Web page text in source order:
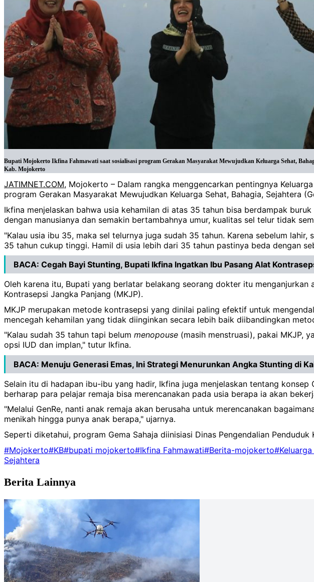
Bupati Mojokerto Ikfina Fahmawati saat sosialisasi program Gerakan Masyarakat Mewujudkan Keluarga Sehat,
Kab. Mojokerto
JATIMNET.COM, Mojokerto – Dalam rangka menggencarkan pentingnya
program Gerakan Masyarakat Mewujudkan Keluarga Sehat, Bahagia, Sejahtera
Ikfina menjelaskan bahwa usia kehamilan di atas 35 tahun bisa berdampak
dengan manusianya dan semakin bertambahnya umur, kualitas sel telur tidak
"Kalau usia ibu 35, maka sel telurnya juga sudah 35 tahun. Karena sebelum
35 tahun cukup tinggi. Hamil di usia lebih dari 35 tahun pastinya beda dengan
BACA: Cegah Bayi Stunting, Bupati Ikfina Ingatkan Ibu Pasang Alat
Oleh karena itu, Bupati yang berlatar belakang seorang dokter itu
Kontrasepsi Jangka Panjang (MKJP).
MKJP merupakan metode kontrasepsi yang dinilai paling efektif untuk
mencegah kehamilan yang tidak diinginkan secara lebih baik diibandingkan
"Kalau sudah 35 tahun tapi belum menopouse (masih menstruasi), pakai MKJP,
opsi IUD dan implan," tutur Ikfina.
BACA: Menuju Generasi Emas, Ini Strategi Menurunkan Angka Stunting di
Selain itu di hadapan ibu-ibu yang hadir, Ikfina juga menjelaskan tentang konsep
berharap para pelajar remaja bisa merencanakan pada usia berapa ia akan
"Melalui GenRe, nanti anak remaja akan berusaha untuk merencanakan
menikah hingga punya anak berapa," ujarnya.
Seperti diketahui, program Gema Sahaja diinisiasi Dinas Pengendalian
#Mojokerto#KB#bupati mojokerto#Ikfina Fahmawati#Berita-mojokerto
Sejahtera
Berita Lainnya